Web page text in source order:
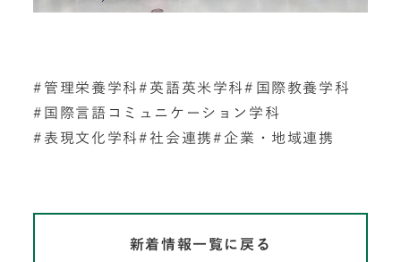
管理栄養学科 英語英米学科
国際教養学科
国際言語コミュニケーション学科
表現文化学科
社会連携 企業・地域連携
新着情報一覧に戻る